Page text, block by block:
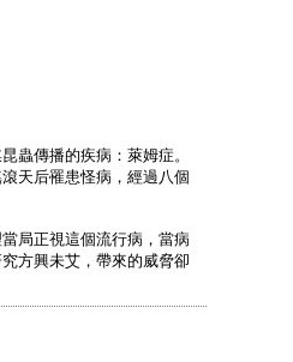
蟲傳播的疾病：萊姆症。
天后罹患怪病，經過八個
局正視這個流行病，當病
方興未艾，帶來的威脅卻